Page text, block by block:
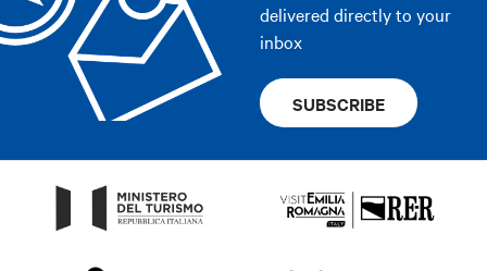
delivered directly to your
inbox
SUBSCRIBE